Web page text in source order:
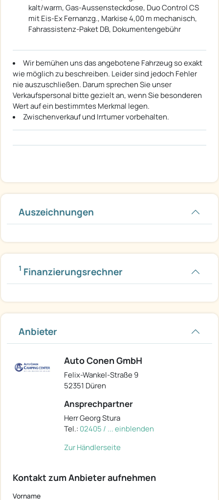
kalt/warm, Gas-Aussensteckdose, Duo Control CS
mit Eis-Ex Fernanzg., Markise 4,00 m mechanisch,
Fahrassistenz-Paket DB, Dokumentengebühr
Wir bemühen uns das angebotene Fahrzeug so exakt
wie möglich zu beschreiben. Leider sind jedoch Fehler
nie auszuschließen. Darum sprechen Sie unser
Verkaufspersonal bitte gezielt an, wenn Sie besonderen
Wert auf ein bestimmtes Merkmal legen.
Zwischenverkauf und Irrtumer vorbehalten.
Auszeichnungen
1 Finanzierungsrechner
Anbieter
Auto Conen GmbH
Felix-Wankel-Straße 9
52351 Düren
Ansprechpartner
Herr Georg Stura
Tel.: 02405 / ... einblenden
Zur Händlerseite
Kontakt zum Anbieter aufnehmen
Vorname